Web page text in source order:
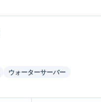
ウォーターサーバー